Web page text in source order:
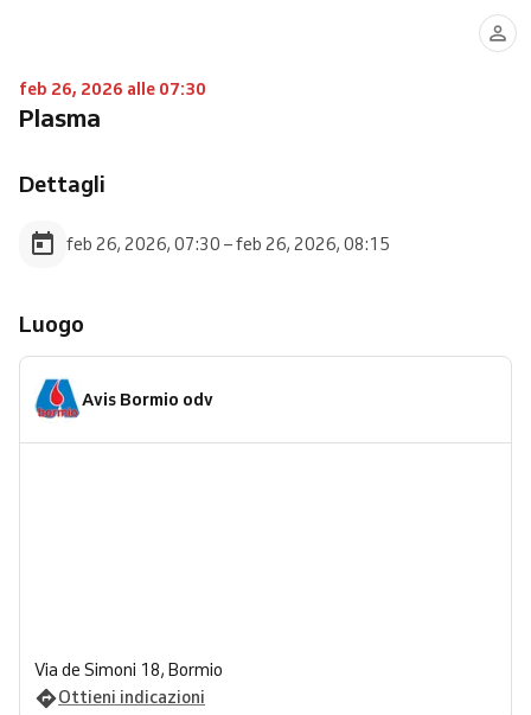
feb 26, 2026 alle 07:30
Plasma
Dettagli
feb 26, 2026, 07:30 – feb 26, 2026, 08:15
Luogo
Avis Bormio odv
Via de Simoni 18, Bormio
Ottieni indicazioni